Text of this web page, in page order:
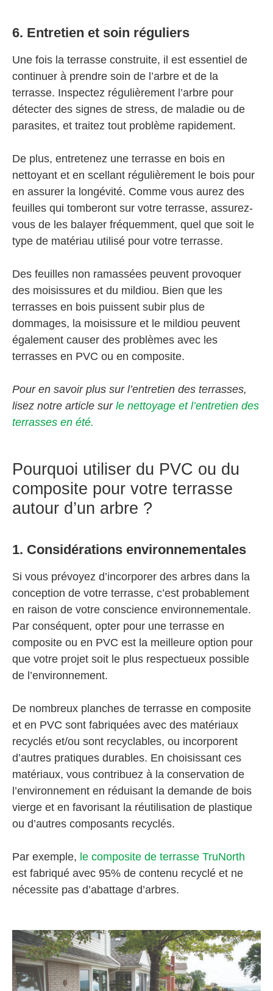
6. Entretien et soin réguliers
Une fois la terrasse construite, il est essentiel de
continuer à prendre soin de l’arbre et de la
terrasse. Inspectez régulièrement l’arbre pour
détecter des signes de stress, de maladie ou de
parasites, et traitez tout problème rapidement.
De plus, entretenez une terrasse en bois en
nettoyant et en scellant régulièrement le bois pour
en assurer la longévité. Comme vous aurez des
feuilles qui tomberont sur votre terrasse, assurez-
vous de les balayer fréquemment, quel que soit le
type de matériau utilisé pour votre terrasse.
Des feuilles non ramassées peuvent provoquer
des moisissures et du mildiou. Bien que les
terrasses en bois puissent subir plus de
dommages, la moisissure et le mildiou peuvent
également causer des problèmes avec les
terrasses en PVC ou en composite.
Pour en savoir plus sur l’entretien des terrasses,
lisez notre article sur le nettoyage et l’entretien des
terrasses en été.
Pourquoi utiliser du PVC ou du
composite pour votre terrasse
autour d’un arbre ?
1. Considérations environnementales
Si vous prévoyez d’incorporer des arbres dans la
conception de votre terrasse, c’est probablement
en raison de votre conscience environnementale.
Par conséquent, opter pour une terrasse en
composite ou en PVC est la meilleure option pour
que votre projet soit le plus respectueux possible
de l’environnement.
De nombreux planches de terrasse en composite
et en PVC sont fabriquées avec des matériaux
recyclés et/ou sont recyclables, ou incorporent
d’autres pratiques durables. En choisissant ces
matériaux, vous contribuez à la conservation de
l’environnement en réduisant la demande de bois
vierge et en favorisant la réutilisation de plastique
ou d’autres composants recyclés.
Par exemple, le composite de terrasse TruNorth
est fabriqué avec 95% de contenu recyclé et ne
nécessite pas d’abattage d’arbres.